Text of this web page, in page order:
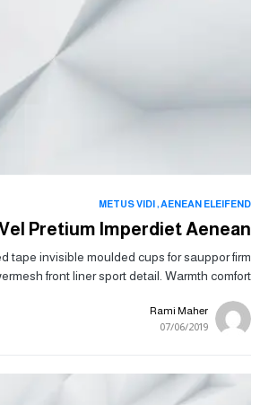
AENEAN ELEIFEND
METUS VIDI
Pretium Imperdiet Aenean
tape invisible moulded cups for sauppor firm
front liner sport detail. Warmth comfort…
Rami Maher
07/06/2019